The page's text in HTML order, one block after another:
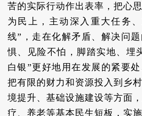
苦的实际行动作出表率，把心
为民上，主动深入重大任务
线”，走在化解矛盾、解决问
惧、见险不怕，脚踏实地、埋
白银”更好地用在发展的紧要
把有限的财力和资源投入到乡
境提升、基础设施建设等方面
疗、养老等基本民生短板，实